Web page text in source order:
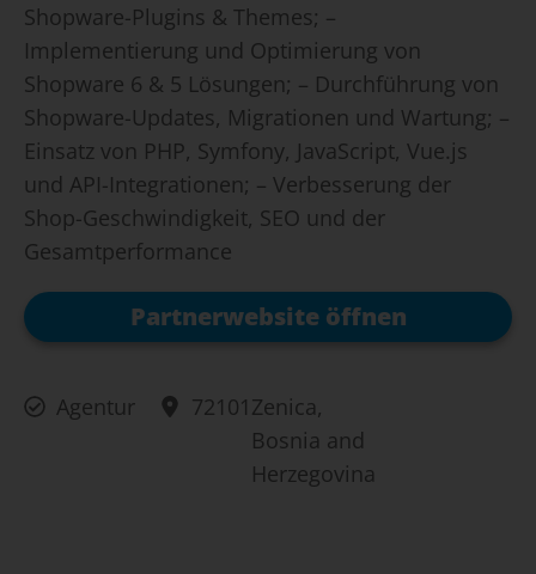
Shopware-Plugins & Themes; –
Implementierung und Optimierung von
Shopware 6 & 5 Lösungen; – Durchführung von
Shopware-Updates, Migrationen und Wartung; –
Einsatz von PHP, Symfony, JavaScript, Vue.js
und API-Integrationen; – Verbesserung der
Shop-Geschwindigkeit, SEO und der
Gesamtperformance
Partnerwebsite öffnen
Agentur 72101 Zenica,
Bosnia and
Herzegovina